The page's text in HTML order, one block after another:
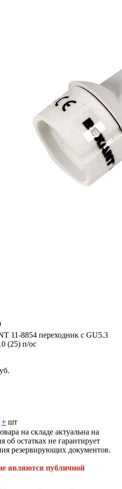
11-8854 переходник с GU5.3
(25) п/ос
+ шт
на складе актуальна на
остатках не гарантирует
резервирующих документов.
являются публичной